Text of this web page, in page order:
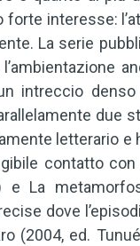
forte interesse:
La serie
intreccio
due
letterario
contatto
La
dove
(2004, ed.